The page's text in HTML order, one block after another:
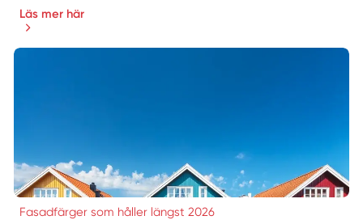
Läs mer här
Fasadfärger som håller längst 2026